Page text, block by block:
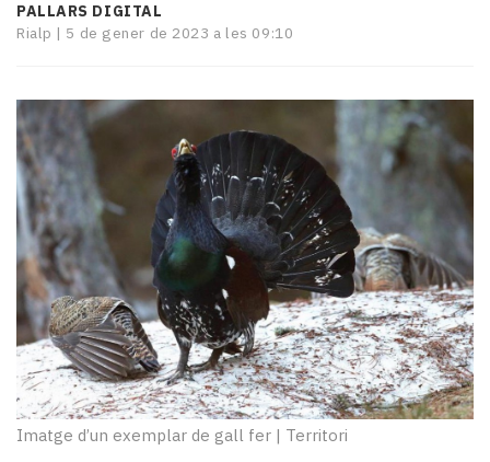
TV
i
El
temps
Reportatges
Entrevistes
Enquestes
A
escena!
Dis
la
teva!
Subscriptors
La
newsletter
del
Pallars
PALLARS DIGITAL
Rialp | 5 de gener de 2023 a les 09:10
Imatge d’un exemplar de gall fer | Territori